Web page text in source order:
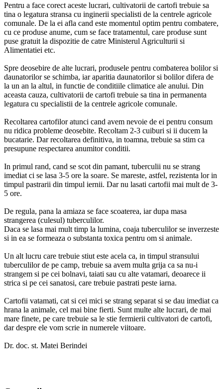
Pentru a face corect aceste lucrari, cultivatorii de cartofi trebuie sa
tina o legatura stransa cu inginerii specialisti de la centrele agricole
comunale. De la ei afla cand este momentul optim pentru combatere,
cu ce produse anume, cum se face tratamentul, care produse sunt
puse gratuit la dispozitie de catre Ministerul Agriculturii si
Alimentatiei etc.
Spre deosebire de alte lucrari, produsele pentru combaterea bolilor si
daunatorilor se schimba, iar aparitia daunatorilor si bolilor difera de
la un an la altul, in functie de conditiile climatice ale anului. Din
aceasta cauza, cultivatorii de cartofi trebuie sa tina in permanenta
legatura cu specialistii de la centrele agricole comunale.
Recoltarea cartofilor atunci cand avem nevoie de ei pentru consum
nu ridica probleme deosebite. Recoltam 2-3 cuiburi si ii ducem la
bucatarie. Dar recoltarea definitiva, in toamna, trebuie sa stim ca
presupune respectarea anumitor conditii.
In primul rand, cand se scot din pamant, tuberculii nu se strang
imediat ci se lasa 3-5 ore la soare. Se mareste, astfel, rezistenta lor in
timpul pastrarii din timpul iernii. Dar nu lasati cartofii mai mult de 3-
5 ore.
De regula, pana la amiaza se face scoaterea, iar dupa masa
strangerea (culesul) tuberculilor.
Daca se lasa mai mult timp la lumina, coaja tuberculilor se inverzeste
si in ea se formeaza o substanta toxica pentru om si animale.
Un alt lucru care trebuie stiut este acela ca, in timpul stransului
tuberculilor de pe camp, trebuie sa avem multa grija ca sa nu-i
strangem si pe cei bolnavi, taiati sau cu alte vatamari, deoarece ii
strica si pe cei sanatosi, care trebuie pastrati peste iarna.
Cartofii vatamati, cat si cei mici se strang separat si se dau imediat ca
hrana la animale, cel mai bine fierti. Sunt multe alte lucrari, de mai
mare finete, pe care trebuie sa le stie fermierii cultivatori de cartofi,
dar despre ele vom scrie in numerele viitoare.
Dr. doc. st. Matei Berindei